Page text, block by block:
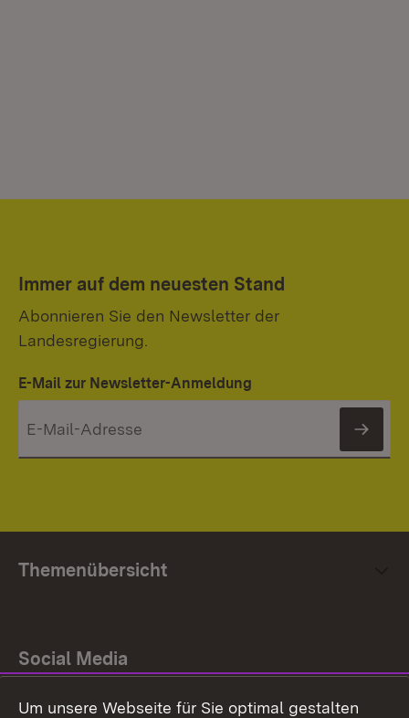
Immer auf dem neuesten Stand
Abonnieren Sie den Newsletter der
Landesregierung.
E-Mail zur Newsletter-Anmeldung
Themenübersicht
Social Media
Facebook
Um unsere Webseite für Sie optimal gestalten